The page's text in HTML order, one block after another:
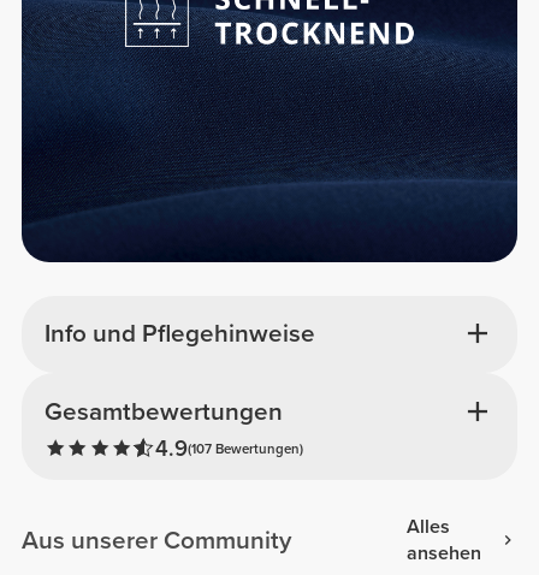
Info und Pflegehinweise
Gesamtbewertungen
4.9(107 Bewertungen)
Aus unserer Community
Alles
ansehen